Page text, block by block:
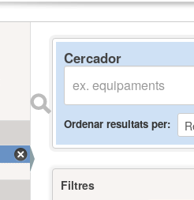
Cercador
Ordenar resultats per
Filtres